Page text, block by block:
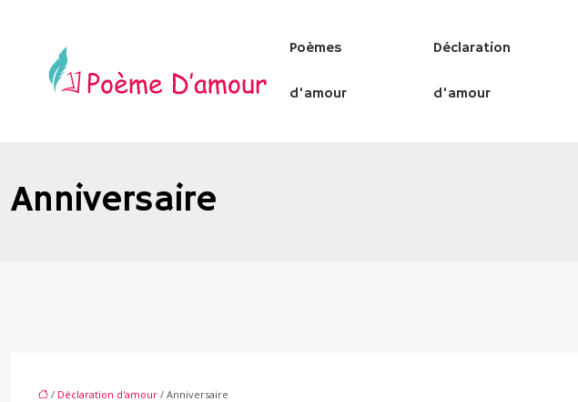
Poèmes
d’amour
Déclaration
d’amour
Anniversaire
/ Déclaration d'amour / Anniversaire